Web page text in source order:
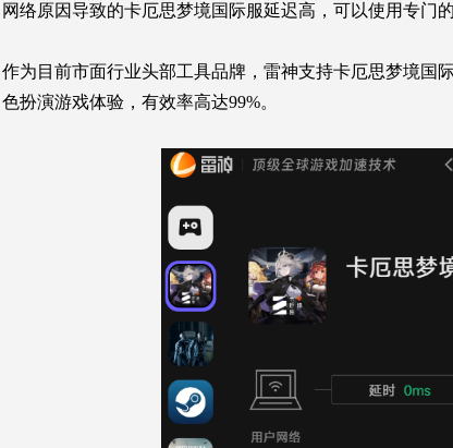
网络原因导致的卡厄思梦境国际服延迟高，可以使用专门
作为目前市面行业头部工具品牌，雷神支持卡厄思梦境国
色扮演游戏体验，有效率高达99%。